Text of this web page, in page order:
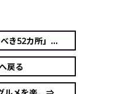
き52カ所」...
戻る